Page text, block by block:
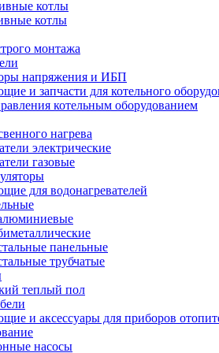
котлы
котлы
монтажа
напряжения и ИБП
и запчасти для котельного
котельным оборудованием
нагрева
электрические
газовые
для водонагревателей
панельные
трубчатые
теплый пол
и аксессуары для приборов
насосы